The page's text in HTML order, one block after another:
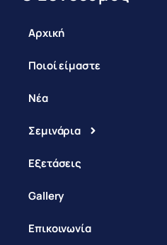
Αρχική
Ποιοί είμαστε
Νέα
Σεμινάρια
Εξετάσεις
Gallery
Επικοινωνία